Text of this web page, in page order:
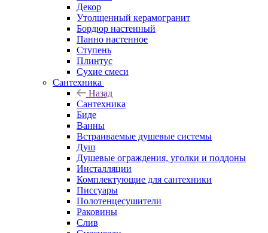
Декор
Утолщенный керамогранит
Бордюр настенный
Панно настенное
Ступень
Плинтус
Сухие смеси
Сантехника
Назад
Сантехника
Биде
Ванны
Встраиваемые душевые системы
Душ
Душевые ограждения, уголки и поддоны
Инсталляции
Комплектующие для сантехники
Писсуары
Полотенцесушители
Раковины
Слив